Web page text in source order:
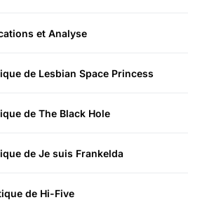
et Analyse
de Lesbian Space Princess
de The Black Hole
de Je suis Frankelda
de Hi-Five